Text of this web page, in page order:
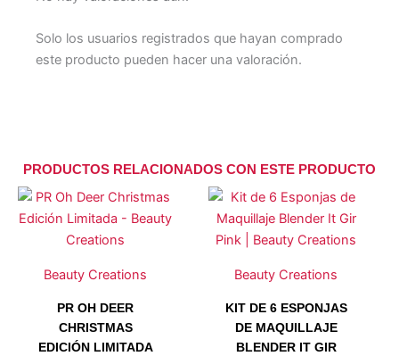
Solo los usuarios registrados que hayan comprado
este producto pueden hacer una valoración.
PRODUCTOS RELACIONADOS CON ESTE PRODUCTO
Beauty Creations
PR OH DEER
CHRISTMAS
EDICIÓN LIMITADA
Beauty Creations
KIT DE 6 ESPONJAS
DE MAQUILLAJE
BLENDER IT GIR